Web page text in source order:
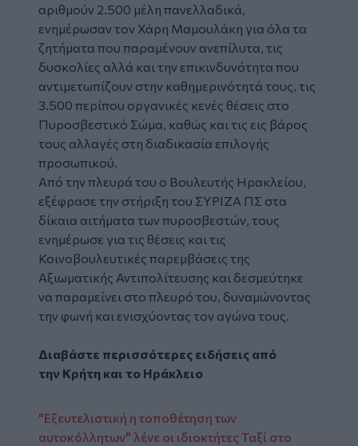
αριθμούν 2.500 μέλη πανελλαδικά,
ενημέρωσαν τον Χάρη Μαμουλάκη για όλα τα
ζητήματα που παραμένουν ανεπίλυτα, τις
δυσκολίες αλλά και την επικινδυνότητα που
αντιμετωπίζουν στην καθημερινότητά τους, τις
3.500 περίπου οργανικές κενές θέσεις στο
Πυροσβεστικό Σώμα, καθώς και τις εις βάρος
τους αλλαγές στη διαδικασία επιλογής
προσωπικού.
Από την πλευρά του ο Βουλευτής Ηρακλείου,
εξέφρασε την στήριξη του ΣΥΡΙΖΑ ΠΣ στα
δίκαια αιτήματα των πυροσβεστών, τους
ενημέρωσε για τις θέσεις και τις
Κοινοβουλευτικές παρεμβάσεις της
Αξιωματικής Αντιπολίτευσης και δεσμεύτηκε
να παραμείνει στο πλευρό του, δυναμώνοντας
την φωνή και ενισχύοντας τον αγώνα τους.
Διαβάστε περισσότερες ειδήσεις από
την Κρήτη και το Ηράκλειο
"Εξευτελιστική η τοποθέτηση των
αυτοκόλλητων" λένε οι ιδιοκτήτες Ταξί στο